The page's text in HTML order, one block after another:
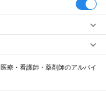
医療・看護師・薬剤師のアルバイ